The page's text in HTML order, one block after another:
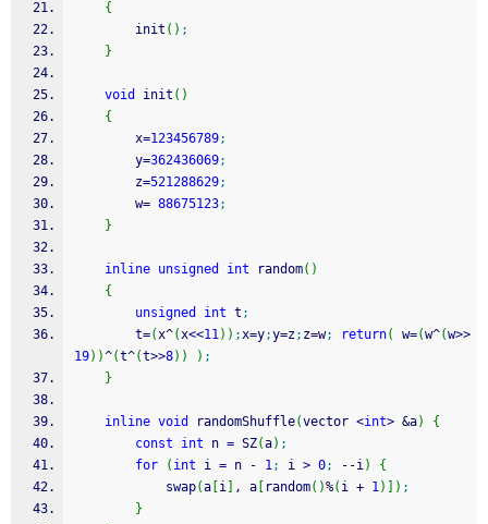
{
		init
( ) ;
}
void init ( )
{
		x
=123456789;
		y
=362436069;
		z
=521288629;
		w
= 88675123;
}
inline unsigned int random( )
{
unsigned
int t ;
		t
=(x^(x<<11) ) ;x=y;y=z; z=w; return( w=(w^(w>>
19) )^(t^(t>>8) ) ) ;
}
inline void randomShuffle(vector <int> &a)
{
const
int n = SZ(a) ;
for
( int i = n - 1; i > 0; --i)
{
			swap
(a i , a random( )%( i + 1) ) ;
}